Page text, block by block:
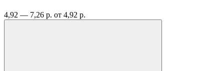
4,92 — 7,26 р. от 4,92 р.